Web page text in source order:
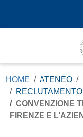
HOME ATENEO
CONVENZIONE
FIRENZE E